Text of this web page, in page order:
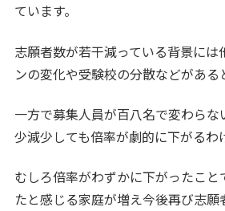
ています。
志願者数が若干減っている背景には
ンの変化や受験校の分散などがある
一方で募集人員が百八名で変わら
少減少しても倍率が劇的に下がるわ
むしろ倍率がわずかに下がったこと
たと感じる家庭が増え今後再び志